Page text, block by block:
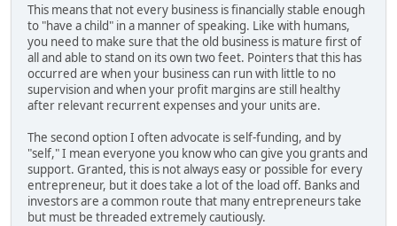
This means that not every business is financially stable enough
to "have a child" in a manner of speaking. Like with humans,
you need to make sure that the old business is mature first of
all and able to stand on its own two feet. Pointers that this has
occurred are when your business can run with little to no
supervision and when your profit margins are still healthy
after relevant recurrent expenses and your units are.
The second option I often advocate is self-funding, and by
"self," I mean everyone you know who can give you grants and
support. Granted, this is not always easy or possible for every
entrepreneur, but it does take a lot of the load off. Banks and
investors are a common route that many entrepreneurs take
but must be threaded extremely cautiously.